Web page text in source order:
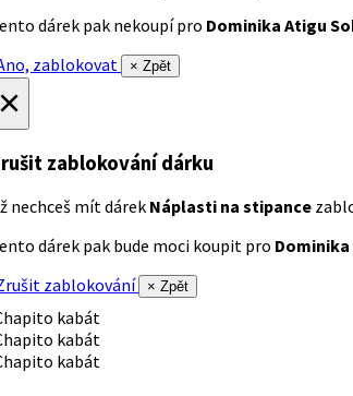
dárek pak nekoupí pro Dominika Atigu
zablokovat
× Zpět
zablokování dárku
nechceš mít dárek Náplasti na stipance
dárek pak bude moci koupit pro
zablokování
× Zpět